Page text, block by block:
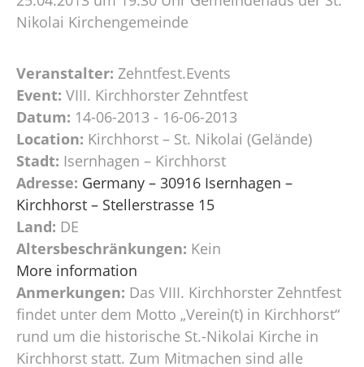
Nikolai Kirchengemeinde
Veranstalter: Zehntfest.Events
Event: VIII. Kirchhorster Zehntfest
Datum: 14-06-2013 - 16-06-2013
Location: Kirchhorst – St. Nikolai (Gelände)
Stadt: Isernhagen – Kirchhorst
Adresse: Germany – 30916 Isernhagen –
Kirchhorst – Stellerstrasse 15
Land: DE
Altersbeschränkungen: Kein
More information
Anmerkungen: Das VIII. Kirchhorster Zehntfest
findet unter dem Motto „Verein(t) in Kirchhorst“
rund um die historische St.-Nikolai Kirche in
Kirchhorst statt. Zum Mitmachen sind alle